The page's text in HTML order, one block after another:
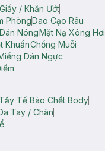
/ Khăn Ướt
PhòngDao Cạo Râu
NóngMặt Nạ Xông Hơi
KhuẩnChống Muỗi
Dán Ngực
Tẩy Tế Bào Chết Body
Tay / Chân